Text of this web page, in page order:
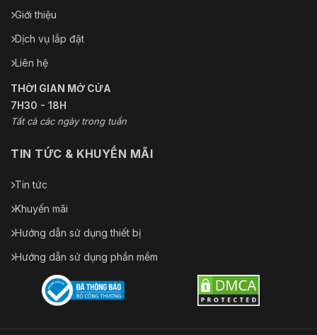
Giới thiệu
Dịch vụ lắp đặt
Liên hệ
THỜI GIAN MỞ CỬA
7H30 - 18H
Tất cả các ngày trong tuần
TIN TỨC & KHUYẾN MÃI
Tin tức
Khuyến mãi
Hướng dẫn sử dụng thiết bị
Hướng dẫn sử dụng phần mềm